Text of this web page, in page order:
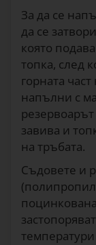
За да се
да се
която
топка, след
горната
напълни с
завива и
на тръбата.
Съдовете и
температури